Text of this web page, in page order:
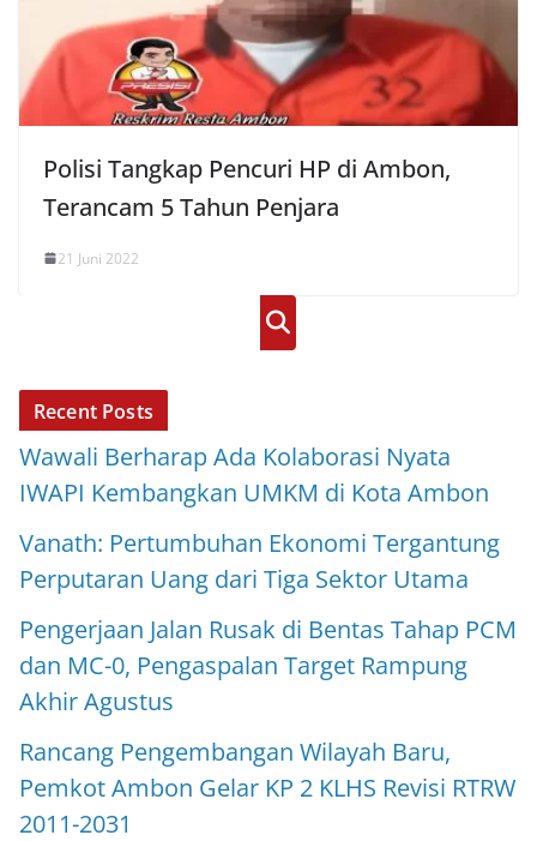
Polisi Tangkap Pencuri HP di Ambon,
Terancam 5 Tahun Penjara
21 Juni 2022
Cari
Recent Posts
Wawali Berharap Ada Kolaborasi Nyata
IWAPI Kembangkan UMKM di Kota Ambon
Vanath: Pertumbuhan Ekonomi Tergantung
Perputaran Uang dari Tiga Sektor Utama
Pengerjaan Jalan Rusak di Bentas Tahap PCM
dan MC-0, Pengaspalan Target Rampung
Akhir Agustus
Rancang Pengembangan Wilayah Baru,
Pemkot Ambon Gelar KP 2 KLHS Revisi RTRW
2011-2031